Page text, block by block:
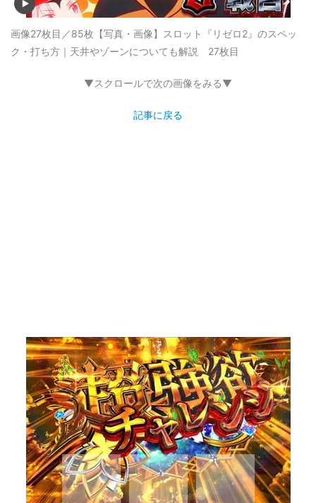
画像27枚目／85枚 【写真・画像】スロット『リゼロ2』のスペッ
ク・打ち方｜天井やゾーンについても解説 27枚目
▼スクロールで次の画像をみる▼
記事に戻る